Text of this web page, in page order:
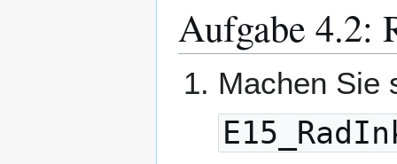
Aufgabe 4.2:
Machen Sie